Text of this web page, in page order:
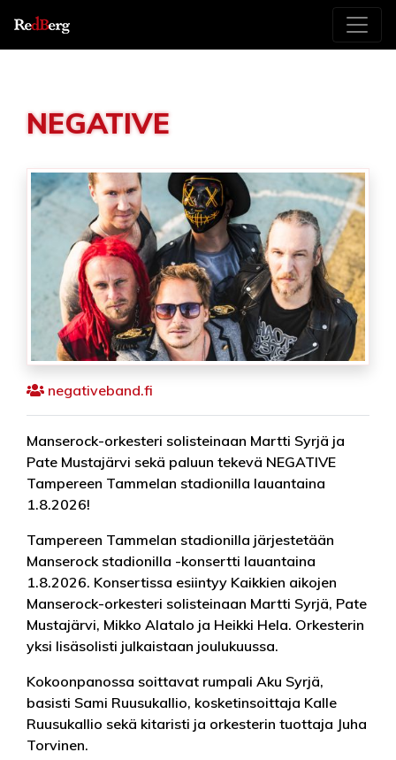
NEGATIVE
negativeband.fi
Manserock-orkesteri solisteinaan Martti Syrjä ja
Pate Mustajärvi sekä paluun tekevä NEGATIVE
Tampereen Tammelan stadionilla lauantaina
1.8.2026!
Tampereen Tammelan stadionilla järjestetään
Manserock stadionilla -konsertti lauantaina
1.8.2026. Konsertissa esiintyy Kaikkien aikojen
Manserock-orkesteri solisteinaan Martti Syrjä, Pate
Mustajärvi, Mikko Alatalo ja Heikki Hela. Orkesterin
yksi lisäsolisti julkaistaan joulukuussa.
Kokoonpanossa soittavat rumpali Aku Syrjä,
basisti Sami Ruusukallio, kosketinsoittaja Kalle
Ruusukallio sekä kitaristi ja orkesterin tuottaja Juha
Torvinen.